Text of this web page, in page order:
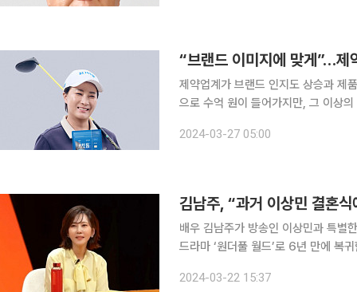
“브랜드 이미지에 맞게”…제
제약업계가 브랜드 인지도 상승과 제
으로 수억 원이 들어가지만, 그 이상
로펜)’ 광고 모델로 골프여제 박세리
2024-03-27 05:00
김남주, “과거 이상민 결혼
배우 김남주가 방송인 이상민과 특별한 인연을 밝혔다. 24일 방송
드라마 ‘원더풀 월드’로 6년 만에 복귀한 김남주
속사 대표인 김승우의 기막힌 촉과 남
2024-03-22 15:37